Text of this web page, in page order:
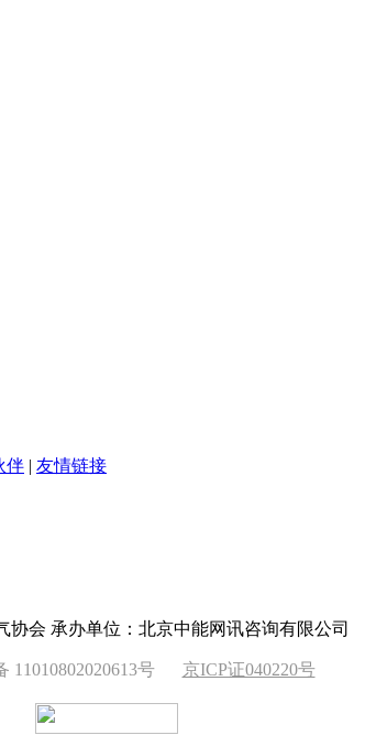
伴 | 友情链接
会 承办单位：北京中能网讯咨询有限公司
11010802020613号 京ICP证040220号